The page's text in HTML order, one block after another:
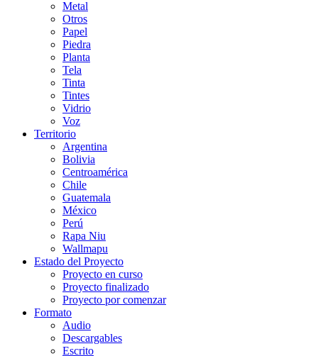
Metal
Otros
Papel
Piedra
Planta
Tela
Tinta
Tintes
Vidrio
Voz
Territorio
Argentina
Bolivia
Centroamérica
Chile
Guatemala
México
Perú
Rapa Niu
Wallmapu
Estado del Proyecto
Proyecto en curso
Proyecto finalizado
Proyecto por comenzar
Formato
Audio
Descargables
Escrito